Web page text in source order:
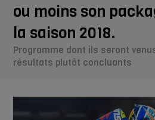
ou moins son
la saison 2018.
Programme dont ils seront
résultats plutôt concluants